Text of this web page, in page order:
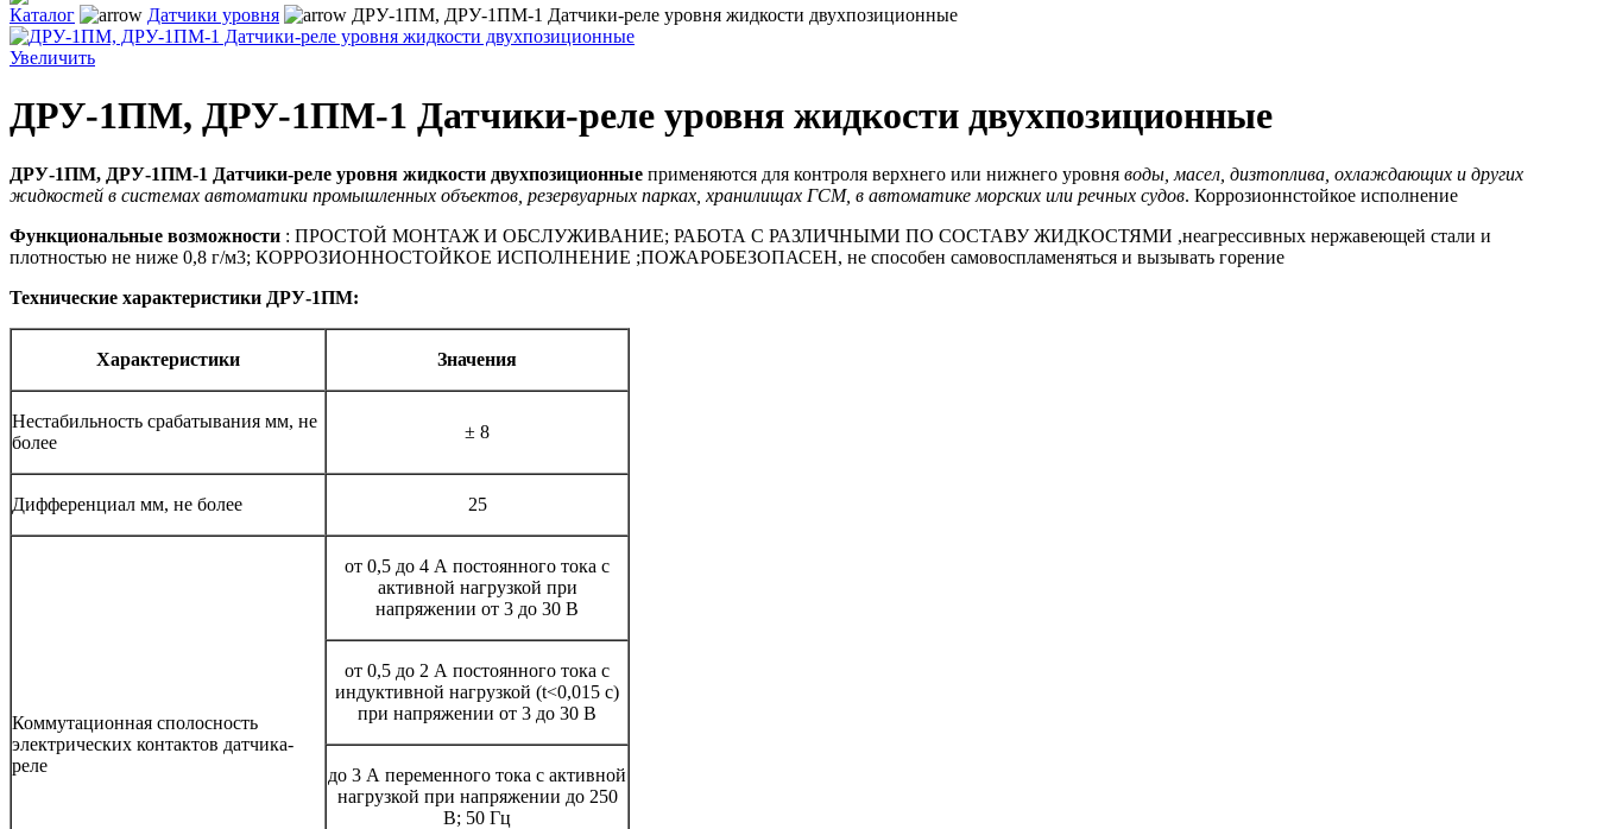
Каталог
Датчики уровня ДРУ-1ПМ, ДРУ-1ПМ-1 Датчики-реле уровня жидкости двухпозиционные
Увеличить
ДРУ-1ПМ, ДРУ-1ПМ-1 Датчики-реле уровня жидкости двухпозиционные
ДРУ-1ПМ, ДРУ-1ПМ-1 Датчики-реле уровня жидкости двухпозиционные применяются для контроля верхнего или нижнего уровня воды, масел, дизтоплива, охлаждающих и других
жидкостей в системах автоматики промышленных объектов, резервуарных парках, хранилищах ГСМ, в автоматике морских или речных судов. Коррозионнстойкое исполнение
Функциональные возможности : ПРОСТОЙ МОНТАЖ И ОБСЛУЖИВАНИЕ; РАБОТА С РАЗЛИЧНЫМИ ПО СОСТАВУ ЖИДКОСТЯМИ ,неагрессивных нержавеющей стали и
плотностью не ниже 0,8 г/м3; КОРРОЗИОННОСТОЙКОЕ ИСПОЛНЕНИЕ ;ПОЖАРОБЕЗОПАСЕН, не способен самовоспламеняться и вызывать горение
Технические характеристики ДРУ-1ПМ:
Характеристики Значения
Нестабильность срабатывания мм, не
более
± 8
Дифференциал мм, не более 25
Коммутационная сполосность
электрических контактов датчика-
реле
от 0,5 до 4 А постоянного тока с
активной нагрузкой при
напряжении от 3 до 30 В
от 0,5 до 2 А постоянного тока с
индуктивной нагрузкой (t<0,015 с)
при напряжении от 3 до 30 В
до 3 А переменного тока с активной
нагрузкой при напряжении до 250
В; 50 Гц